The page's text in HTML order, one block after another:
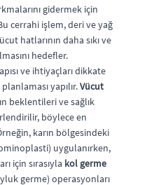
gidermek için
cerrahi işlem, deri ve yağ
hatlarının daha sıkı ve
hedefler.
ve ihtiyaçları dikkate
yapılır.Vücut
beklentileri ve sağlık
böylece en
karın bölgesindeki
uygulanırken,
için sırasıyla kol germe
germe) operasyonları